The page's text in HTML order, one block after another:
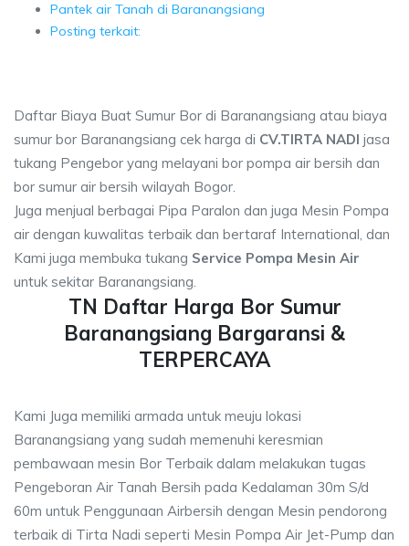
Pantek air Tanah di Baranangsiang
Posting terkait:
Daftar Biaya Buat Sumur Bor di Baranangsiang atau biaya
sumur bor Baranangsiang cek harga di CV.TIRTA NADI jasa
tukang Pengebor yang melayani bor pompa air bersih dan
bor sumur air bersih wilayah Bogor.
Juga menjual berbagai Pipa Paralon dan juga Mesin Pompa
air dengan kuwalitas terbaik dan bertaraf International, dan
Kami juga membuka tukang Service Pompa Mesin Air
untuk sekitar Baranangsiang.
TN Daftar Harga Bor Sumur
Baranangsiang Bargaransi &
TERPERCAYA
Kami Juga memiliki armada untuk meuju lokasi
Baranangsiang yang sudah memenuhi keresmian
pembawaan mesin Bor Terbaik dalam melakukan tugas
Pengeboran Air Tanah Bersih pada Kedalaman 30m S/d
60m untuk Penggunaan Airbersih dengan Mesin pendorong
terbaik di Tirta Nadi seperti Mesin Pompa Air Jet-Pump dan